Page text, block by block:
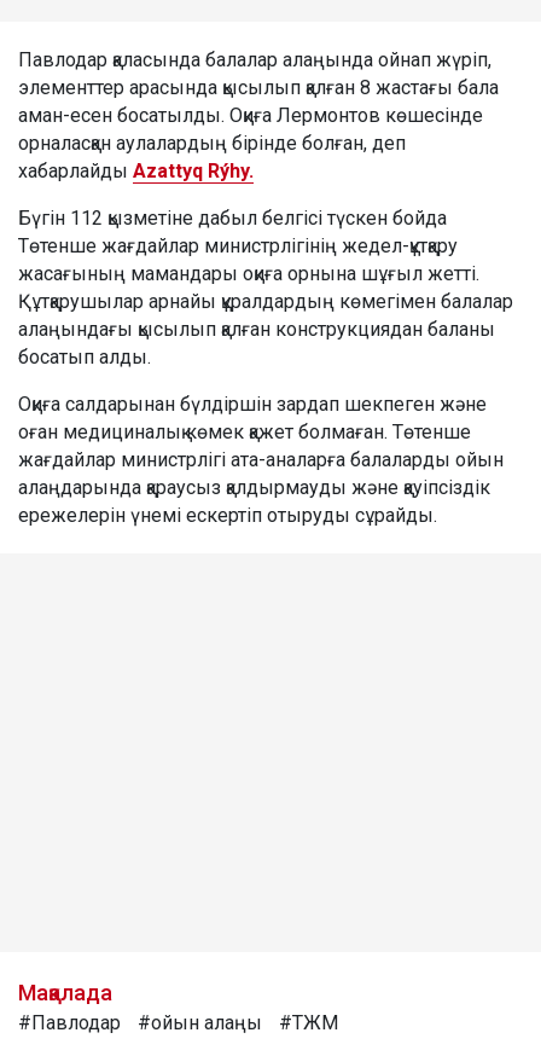
Павлодар қаласында балалар алаңында ойнап жүріп,
элементтер арасында қысылып қалған 8 жастағы бала
аман-есен босатылды. Оқиға Лермонтов көшесінде
орналасқан аулалардың бірінде болған, деп
хабарлайды Azattyq Rýhy.
Бүгін 112 қызметіне дабыл белгісі түскен бойда
Төтенше жағдайлар министрлігінің жедел-құтқару
жасағының мамандары оқиға орнына шұғыл жетті.
Құтқарушылар арнайы құралдардың көмегімен балалар
алаңындағы қысылып қалған конструкциядан баланы
босатып алды.
Оқиға салдарынан бүлдіршін зардап шекпеген және
оған медициналық көмек қажет болмаған. Төтенше
жағдайлар министрлігі ата-аналарға балаларды ойын
алаңдарында қараусыз қалдырмауды және қауіпсіздік
ережелерін үнемі ескертіп отыруды сұрайды.
Мақалада
#Павлодар #ойын алаңы #ТЖМ